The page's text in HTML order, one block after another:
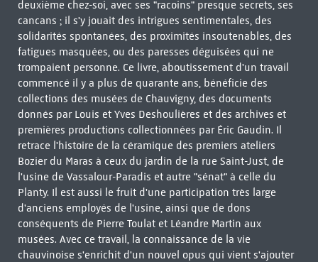
deuxième chez-soi, avec ses "racoins" presque secrets, ses
cancans ; il s'y jouait des intrigues sentimentales, des
solidarités spontanées, des proximités insoutenables, des
fatigues masquées, ou des paresses déguisées qui ne
trompaient personne. Ce livre, aboutissement d'un travail
commencé il y a plus de quarante ans, bénéficie des
collections des musées de Chauvigny, des documents
donnés par Louis et Yves Deshoulières et des archives et
premières productions collectionnées par Éric Gaudin. Il
retrace l'histoire de la céramique des premiers ateliers
Bozier du Maras à ceux du jardin de la rue Saint-Just, de
l'usine de Vassalour-Paradis et autre "sénat" à celle du
Planty. Il est aussi le fruit d'une participation très large
d'anciens employés de l'usine, ainsi que de dons
conséquents de Pierre Toulat et Léandre Martin aux
musées. Avec ce travail, la connaissance de la vie
chauvinoise s'enrichit d'un nouvel opus qui vient s'ajouter